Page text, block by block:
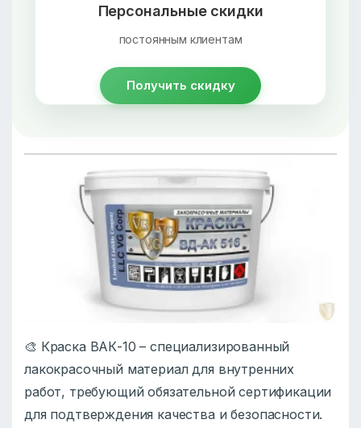
Персональные скидки
постоянным клиентам
Получить скидку
🎨 Краска ВАК-10 – специализированный
лакокрасочный материал для внутренних
работ, требующий обязательной сертификации
для подтверждения качества и безопасности.